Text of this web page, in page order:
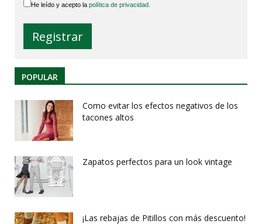
He leído y acepto la política de privacidad.
POPULAR
Como evitar los efectos negativos de los
tacones altos
Zapatos perfectos para un look vintage
¡Las rebajas de Pitillos con más descuento!